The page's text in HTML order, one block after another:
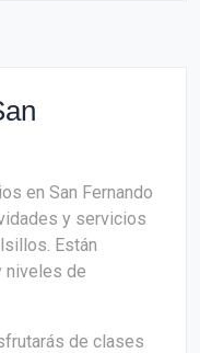
en San Fernando
y servicios
Están
niveles de
de clases